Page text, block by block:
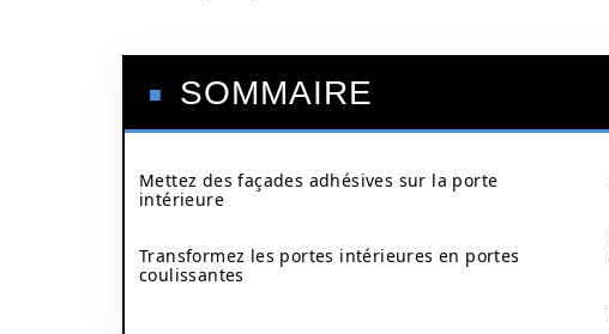
SOMMAIRE
Mettez des façades adhésives sur la porte
intérieure
Transformez les portes intérieures en portes
coulissantes